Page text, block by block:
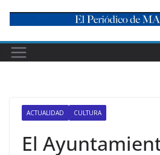
content
ACTUALIDAD CULTURA
El